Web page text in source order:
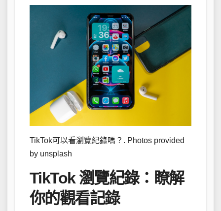
TikTok可以看瀏覽紀錄嗎？. Photos provided
by unsplash
TikTok 瀏覽紀錄：瞭解
你的觀看記錄